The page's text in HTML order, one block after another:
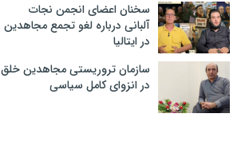
سخنان اعضای انجمن نجات
آلبانی درباره لغو تجمع مجاهدین
در ایتالیا
سازمان تروریستی مجاهدین خلق
در انزوای کامل سیاسی